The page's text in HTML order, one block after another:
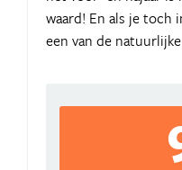
waard! En als je toch
een van de